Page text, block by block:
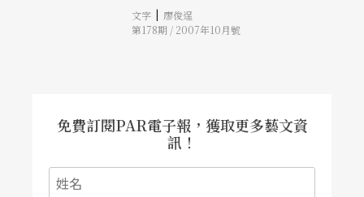
文字 | 廖俊逞
第178期 / 2007年10月號
免費訂閱PAR電子報，獲取更多藝文資
訊！